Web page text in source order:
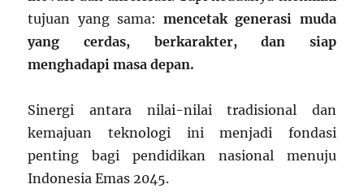
tujuan yang sama:mencetak generasi muda
yang cerdas, berkarakter, dan siap
menghadapi masa depan.
Sinergi antara nilai-nilai tradisional dan
kemajuan teknologi ini menjadi fondasi
penting bagi pendidikan nasional menuju
Indonesia Emas 2045.